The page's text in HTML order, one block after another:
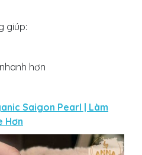
giúp:
hơn
Saigon Pearl | Làm
Hơn